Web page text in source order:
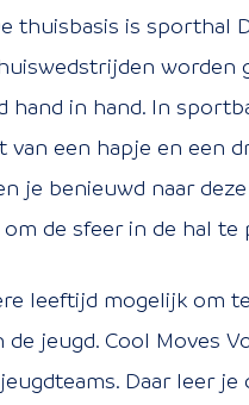
thuisbasis is sporthal
worden
in hand. In
een hapje en een
je benieuwd naar
de sfeer in de hal te
leeftijd mogelijk om
de jeugd. Cool Moves
Daar leer